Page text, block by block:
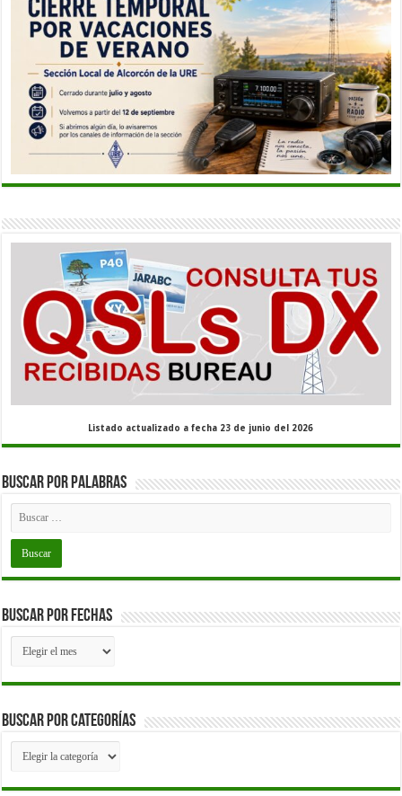
Listado actualizado a fecha 23 de junio del 2026
Buscar por palabras
Buscar por fechas
Buscar
por
Buscar por Categorías
Buscar
por